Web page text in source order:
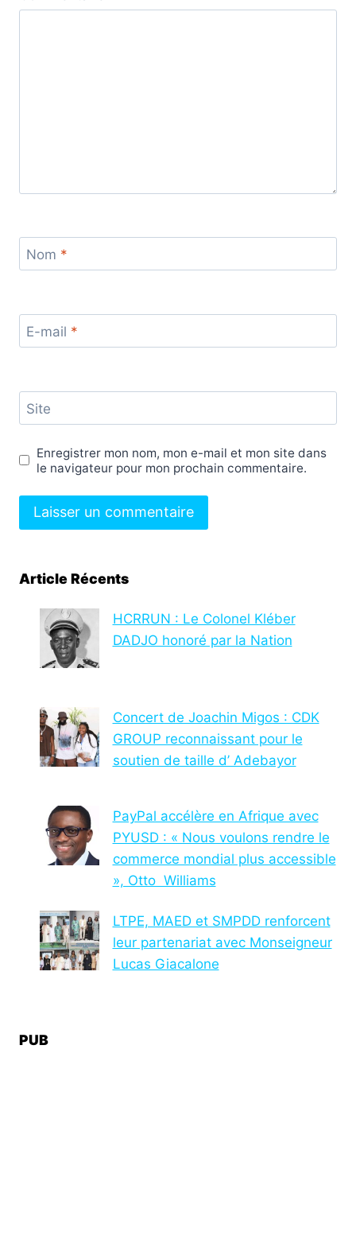
Nom *
E-mail *
Site
Enregistrer mon nom, mon e-mail et mon site dans
le navigateur pour mon prochain commentaire.
Article Récents
HCRRUN : Le Colonel Kléber
DADJO honoré par la Nation
Concert de Joachin Migos : CDK
GROUP reconnaissant pour le
soutien de taille d’ Adebayor
PayPal accélère en Afrique avec
PYUSD : « Nous voulons rendre le
commerce mondial plus accessible
», Otto Williams
LTPE, MAED et SMPDD renforcent
leur partenariat avec Monseigneur
Lucas Giacalone
PUB